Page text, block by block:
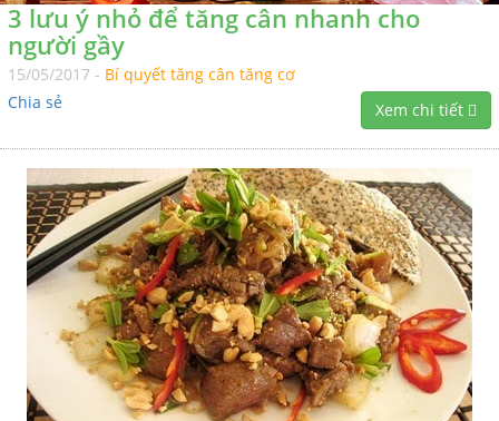
3 lưu ý nhỏ để tăng cân nhanh cho
người gầy
15/05/2017 - Bí quyết tăng cân tăng cơ
Xem chi tiết
Chia sẻ